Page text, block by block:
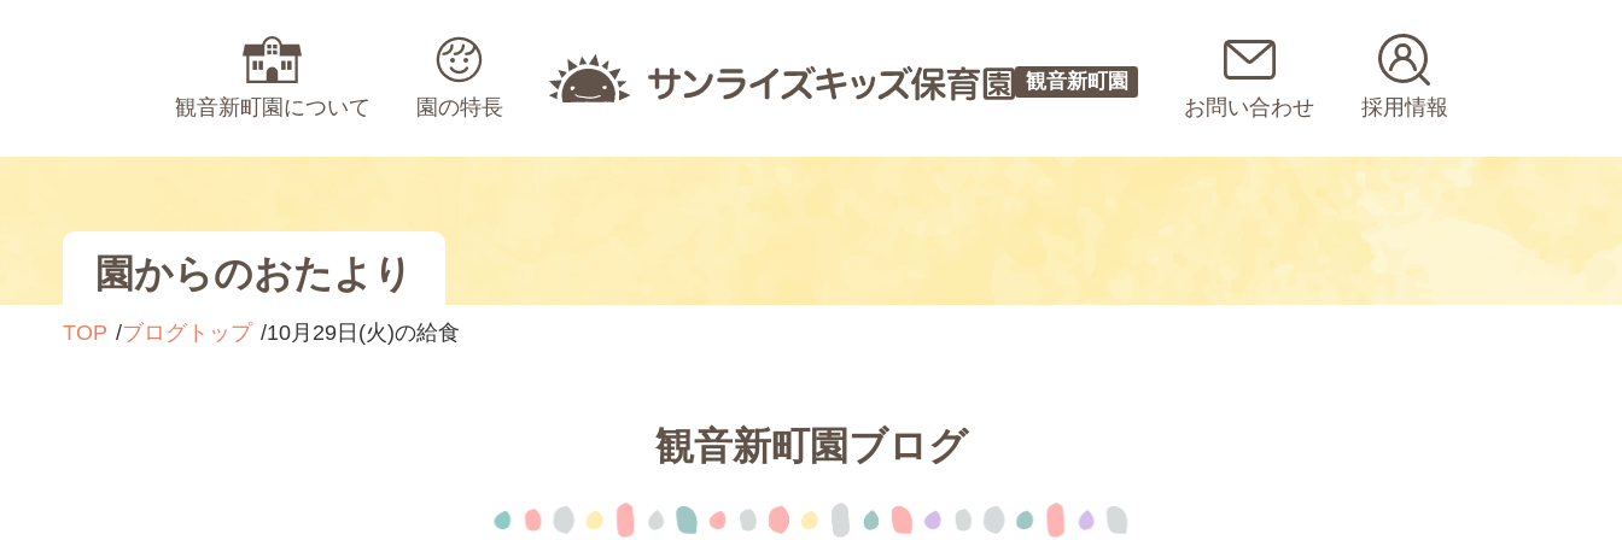
観音新町園について 園の特長
観音新町園
お問い合わせ 採用情報
園からのおたより
TOP ブログトップ 10月29日(火)の給食
観音新町園ブログ